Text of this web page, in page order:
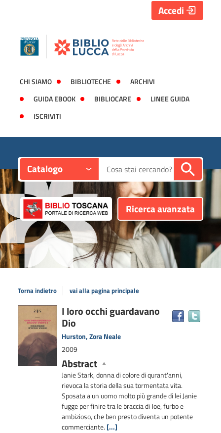
CHI SIAMO BIBLIOTECHE
ARCHIVI
GUIDA EBOOK
BIBLIOCARE
LINEE GUIDA
ISCRIVITI
Accedi
Catalogo Cerca su "Catalogo"
Ricerca avanzata
Torna indietro vai alla pagina principale
Dettaglio
del
documento
I loro occhi guardavano
Dio
Hurston, Zora Neale
2009
Abstract
Janie Stark, donna di colore di qurant'anni,
rievoca la storia della sua tormentata vita.
Sposata a un uomo molto più grande di lei Janie
fugge per finire tra le braccia di Joe, furbo e
ambizioso, che ben presto diventa un potente
commerciante. [...]